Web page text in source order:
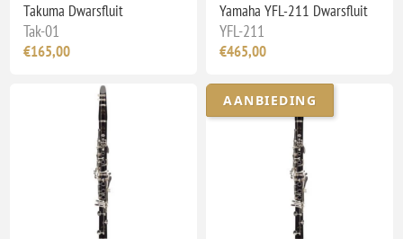
Takuma Dwarsfluit
Tak-01
€165,00
Yamaha YFL-211 Dwarsfluit
YFL-211
€465,00
AANBIEDING